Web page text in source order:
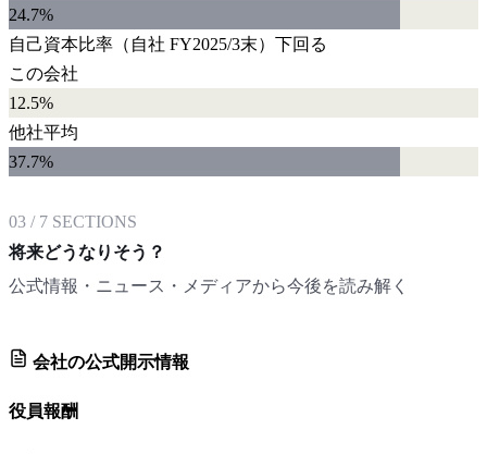
24.7%
自己資本比率 （自社 FY2025/3末） 下回る
この会社
12.5%
他社平均
37.7%
03 / 7 SECTIONS
将来どうなりそう？
公式情報・ニュース・メディアから今後を読み解く
会社の公式開示情報
役員報酬